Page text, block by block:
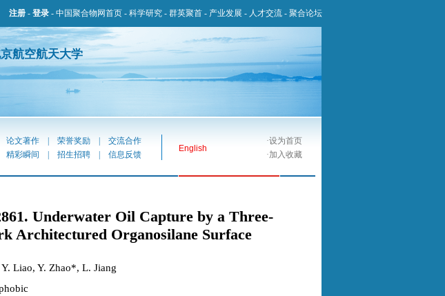
注册 - 登录 - 中国聚合物网首页 - 科学研究 - 群英聚首 - 产业发展 - 人才交流 - 聚合论坛
航空航天大学
论文著作 荣誉奖励 交流合作
English
·设为首页
精彩瞬间 招生招聘 信息反馈 ·加入收藏
Underwater Oil Capture by a Three-
Architectured Organosilane Surface
Liao, Y. Zhao*, L. Jiang